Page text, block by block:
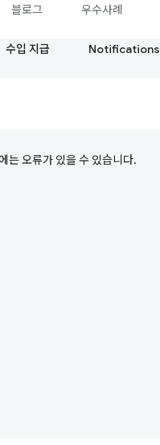
블로그 우수사례
수입 지급 Notifications
는 오류가 있을 수 있습니다.